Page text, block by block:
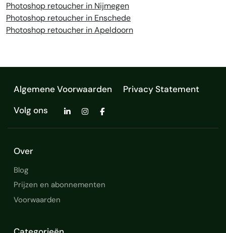
Photoshop retoucher in Nijmegen
Photoshop retoucher in Enschede
Photoshop retoucher in Apeldoorn
Algemene Voorwaarden
Privacy Statement
Volg ons
Over
Blog
Prijzen en abonnementen
Voorwaarden